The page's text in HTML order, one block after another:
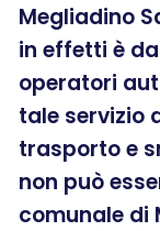
Megliadino
in effetti è
operatori
tale servizio
trasporto e
non può
comunale di